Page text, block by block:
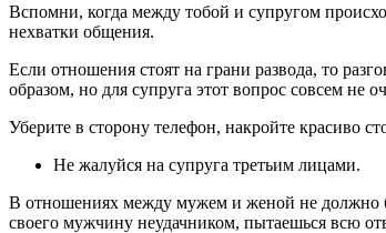
Вспомни, когда между тобой и супругом
нехватки общения.
Если отношения стоят на грани развода, то
образом, но для супруга этот вопрос совсем
Уберите в сторону телефон, накройте красиво
Не жалуйся на супруга третьим лицами.
В отношениях между мужем и женой не должно
своего мужчину неудачником, пытаешься всю